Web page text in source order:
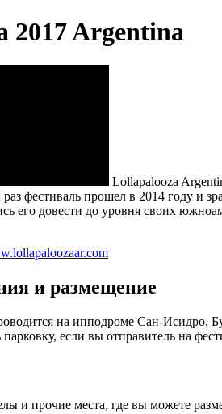
2017 Argentina
Lollapalooza
фестиваль прошел в 2014 году и
его довести до уровня своих
и размещение
на ипподроме Сан-Исидро,
парковку, если вы отправитель на
и прочие места, где вы можете